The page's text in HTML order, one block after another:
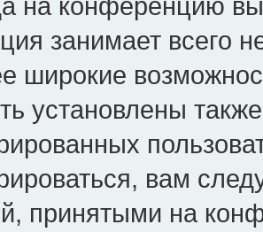
на конференцию
занимает всего
широкие
установлены
вам
принятыми на